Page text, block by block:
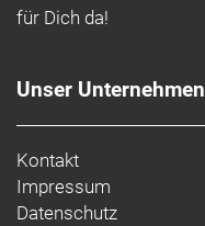
für Dich da!
Unser Unternehmen
Kontakt
Impressum
Datenschutz